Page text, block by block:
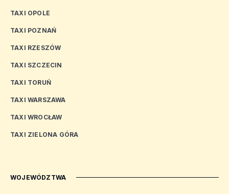
TAXI OPOLE
TAXI POZNAŃ
TAXI RZESZÓW
TAXI SZCZECIN
TAXI TORUŃ
TAXI WARSZAWA
TAXI WROCŁAW
TAXI ZIELONA GÓRA
WOJEWÓDZTWA